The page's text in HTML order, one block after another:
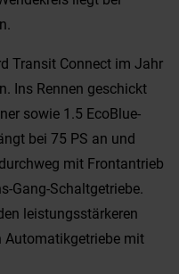
Transit Connect im Jahr
Ins Rennen geschickt
sowie 1.5 EcoBlue-
bei 75 PS an und
mit Frontantrieb
Gang-Schaltgetriebe.
leistungsstärkeren
Automatikgetriebe mit